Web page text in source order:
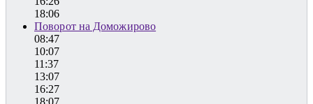
18:06
Поворот на Доможирово
08:47
10:07
11:37
13:07
16:27